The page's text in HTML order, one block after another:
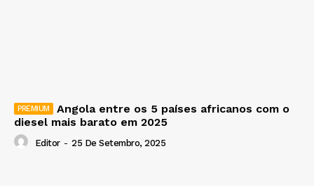
Angola entre os 5 países africanos com o
diesel mais barato em 2025
Editor - 25 De Setembro, 2025